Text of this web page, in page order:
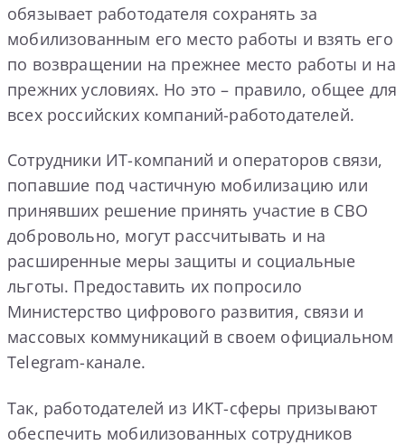
обязывает работодателя сохранять за
мобилизованным его место работы и взять его
по возвращении на прежнее место работы и на
прежних условиях. Но это – правило, общее для
всех российских компаний-работодателей.
Сотрудники ИТ-компаний и операторов связи,
попавшие под частичную мобилизацию или
принявших решение принять участие в СВО
добровольно, могут рассчитывать и на
расширенные меры защиты и социальные
льготы. Предоставить их попросило
Министерство цифрового развития, связи и
массовых коммуникаций в своем официальном
Telegram-канале.
Так, работодателей из ИКТ-сферы призывают
обеспечить мобилизованных сотрудников